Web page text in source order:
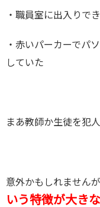
・職員室に出入り
・赤いパーカーでパ
していた
まあ教師か生徒を犯
意外かもしれません
いう特徴が大き